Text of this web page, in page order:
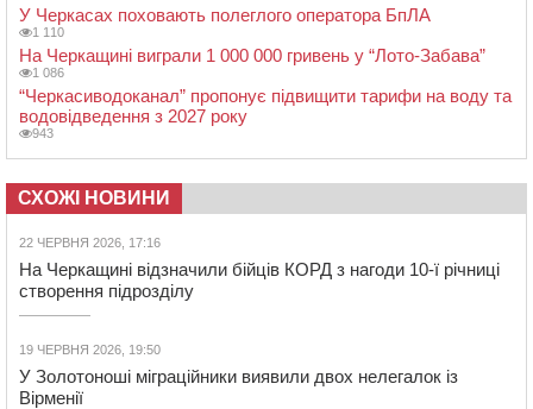
У Черкасах поховають полеглого оператора БпЛА
1 110
На Черкащині виграли 1 000 000 гривень у “Лото-Забава”
1 086
“Черкасиводоканал” пропонує підвищити тарифи на воду та
водовідведення з 2027 року
943
СХОЖІ НОВИНИ
22 ЧЕРВНЯ 2026, 17:16
На Черкащині відзначили бійців КОРД з нагоди 10-ї річниці
створення підрозділу
19 ЧЕРВНЯ 2026, 19:50
У Золотоноші міграційники виявили двох нелегалок із
Вірменії